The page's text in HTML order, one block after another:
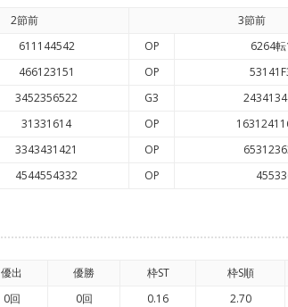
2節前 3節前
611144542 OP 6264
466123151 OP
3452356522 G3
31331614 OP
3343431421 OP
4544554332 OP
優出 優勝 枠ST 枠S順
0回 0回 0.16 2.70